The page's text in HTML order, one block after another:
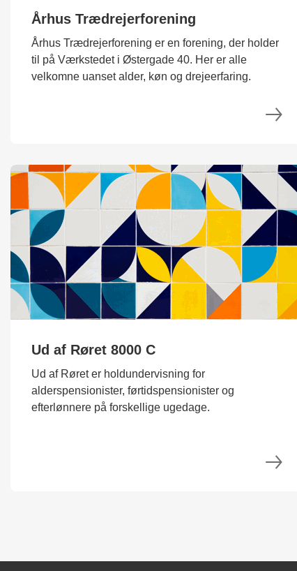
Århus Trædrejerforening
Århus Trædrejerforening er en forening, der holder
til på Værkstedet i Østergade 40. Her er alle
velkomne uanset alder, køn og drejeerfaring.
Ud af Røret 8000 C
Ud af Røret er holdundervisning for
alderspensionister, førtidspensionister og
efterlønnere på forskellige ugedage.